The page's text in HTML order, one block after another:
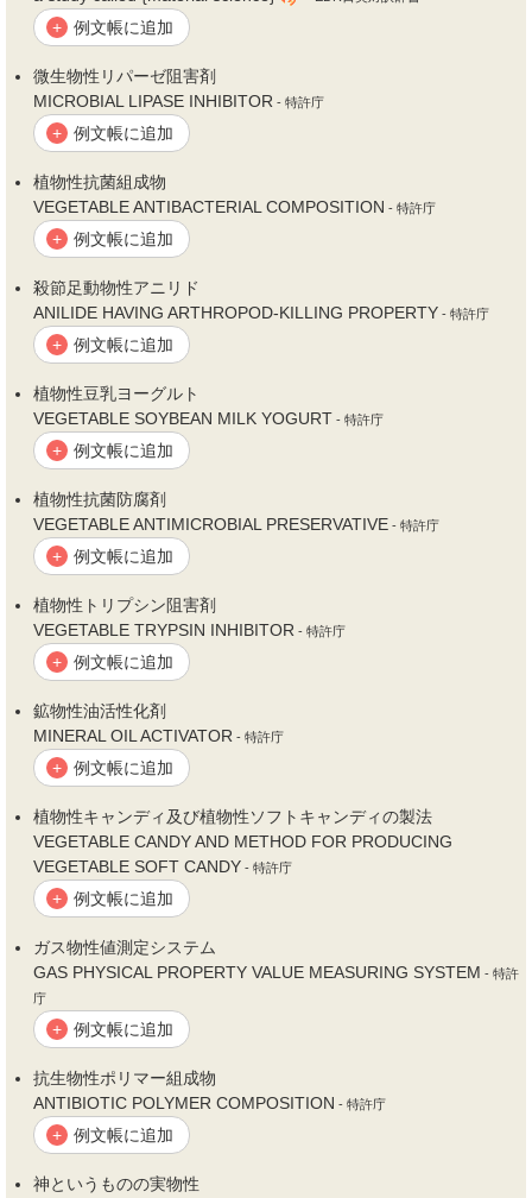
+ 例文帳に追加
微生物性 リパーゼ阻害剤
MICROBIAL LIPASE INHIBITOR - 特許庁
+ 例文帳に追加
植物性抗菌組成物
VEGETABLE ANTIBACTERIAL COMPOSITION - 特許庁
+ 例文帳に追加
殺節足動物性アニリド
ANILIDE HAVING ARTHROPOD-KILLING PROPERTY - 特許庁
+ 例文帳に追加
植物性豆乳ヨーグルト
VEGETABLE SOYBEAN MILK YOGURT - 特許庁
+ 例文帳に追加
植物性抗菌防腐剤
VEGETABLE ANTIMICROBIAL PRESERVATIVE - 特許庁
+ 例文帳に追加
植物性 トリプシン阻害剤
VEGETABLE TRYPSIN INHIBITOR - 特許庁
+ 例文帳に追加
鉱物性油活性化剤
MINERAL OIL ACTIVATOR - 特許庁
+ 例文帳に追加
植物性キャンディ及び植物性ソフトキャンディの製法
VEGETABLE CANDY AND METHOD FOR PRODUCING
VEGETABLE SOFT CANDY - 特許庁
+ 例文帳に追加
ガス物性値測定システム
GAS PHYSICAL PROPERTY VALUE MEASURING SYSTEM - 特許
庁
+ 例文帳に追加
抗生物性ポリマー組成物
ANTIBIOTIC POLYMER COMPOSITION - 特許庁
+ 例文帳に追加
神というものの実物性